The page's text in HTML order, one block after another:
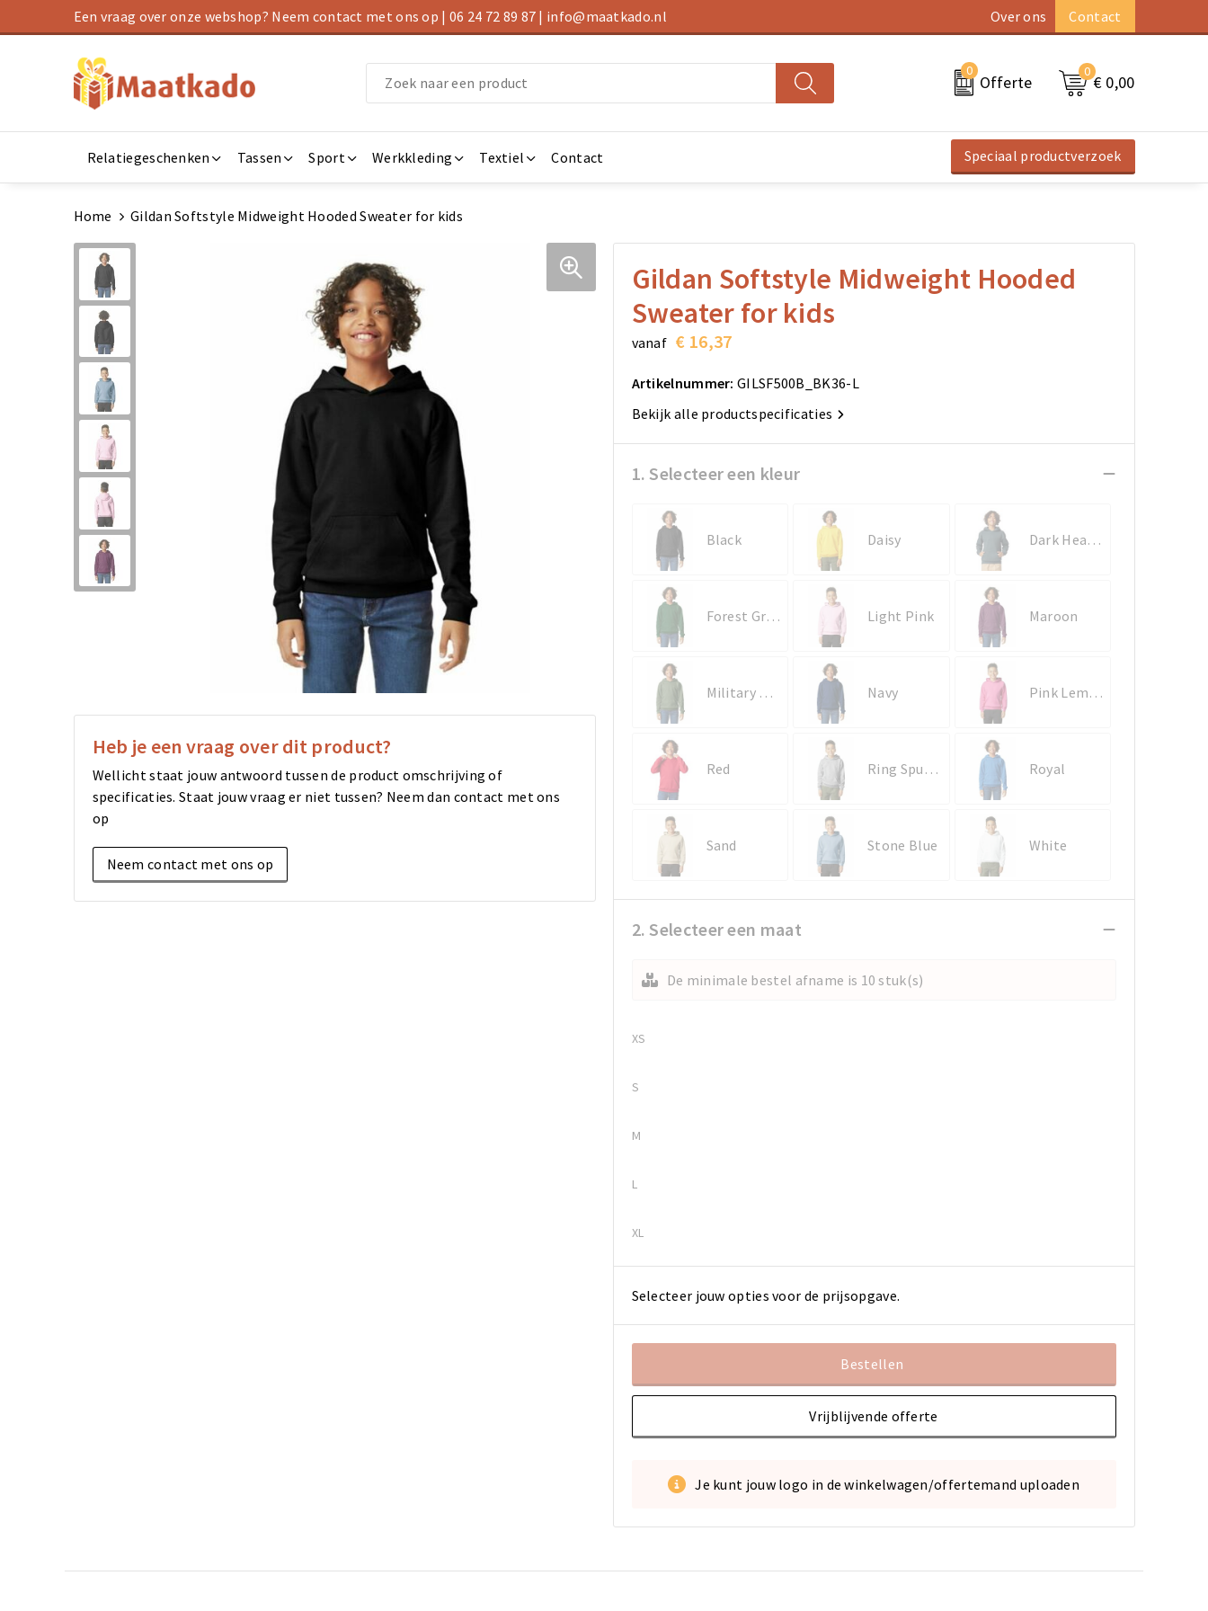
Een vraag over onze webshop? Neem contact met ons op | 06 24 72 89 87 | info@maatkado.nl Over ons Contact
0
Offerte
0
€ 0,00
Relatiegeschenken Tassen Sport Werkkleding Textiel Contact Speciaal productverzoek
Home Gildan Softstyle Midweight Hooded Sweater for kids
Heb je een vraag over dit product?
Wellicht staat jouw antwoord tussen de product omschrijving of
specificaties. Staat jouw vraag er niet tussen? Neem dan contact met ons
op
Neem contact met ons op
Gildan Softstyle Midweight Hooded
Sweater for kids
vanaf € 16,37
Artikelnummer: GILSF500B_BK36-L
Bekijk alle productspecificaties
1. Selecteer een kleur
Black Daisy Dark Heather
Forest Green Light Pink Maroon
Military Green Navy Pink Lemonade
Red Ring Spun Sport Grey Royal
Sand Stone Blue White
2. Selecteer een maat
De minimale bestel afname is 10 stuk(s)
XS
S
M
L
XL
Selecteer jouw opties voor de prijsopgave.
Bestellen
Vrijblijvende offerte
Je kunt jouw logo in de winkelwagen/offertemand uploaden